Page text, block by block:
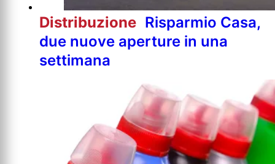
Distribuzione Risparmio Casa,
due nuove aperture in una
settimana